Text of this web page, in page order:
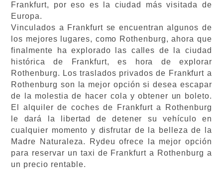
Frankfurt, por eso es la ciudad más visitada de
Europa.
Vinculados a Frankfurt se encuentran algunos de
los mejores lugares, como Rothenburg, ahora que
finalmente ha explorado las calles de la ciudad
histórica de Frankfurt, es hora de explorar
Rothenburg. Los traslados privados de Frankfurt a
Rothenburg son la mejor opción si desea escapar
de la molestia de hacer cola y obtener un boleto.
El alquiler de coches de Frankfurt a Rothenburg
le dará la libertad de detener su vehículo en
cualquier momento y disfrutar de la belleza de la
Madre Naturaleza. Rydeu ofrece la mejor opción
para reservar un taxi de Frankfurt a Rothenburg a
un precio rentable.